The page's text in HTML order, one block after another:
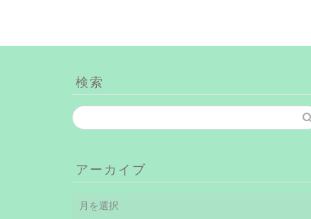
検索
アーカイブ
ア
ー